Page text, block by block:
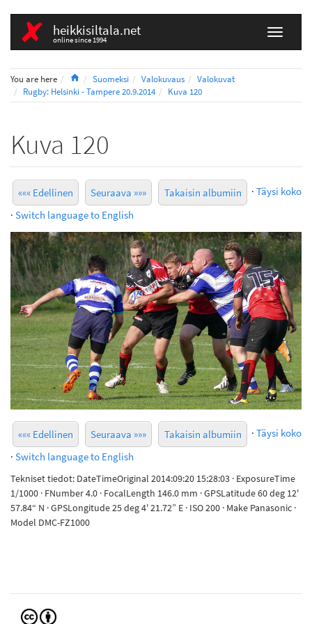
heikkisiltala.net
online since 1994
You are here HomeSuomeksi Valokuvaus
Valokuvat
Rugby: Helsinki - Tampere 20.9.2014
Kuva 120
Kuva 120
««« Edellinen Seuraava »»» Takaisin albumiin · Täysi koko
· Switch language to English
««« Edellinen Seuraava »»» Takaisin albumiin · Täysi koko
· Switch language to English
Tekniset tiedot: DateTimeOriginal 2014:09:20 15:28:03 · ExposureTime
1/1000 · FNumber 4.0 · FocalLength 146.0 mm · GPSLatitude 60 deg 12'
57.84“ N · GPSLongitude 25 deg 4' 21.72” E · ISO 200 · Make Panasonic ·
Model DMC-FZ1000